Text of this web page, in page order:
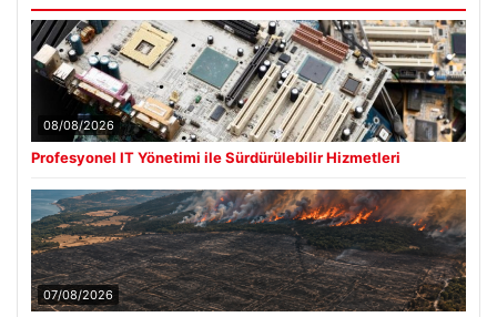
08/08/2026
Profesyonel IT Yönetimi ile Sürdürülebilir Hizmetleri
07/08/2026